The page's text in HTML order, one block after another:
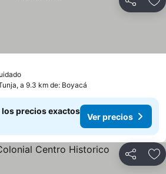
Compartir
a 9.3 km de: Boyacá
los precios exactos
Ver precios
Compartir